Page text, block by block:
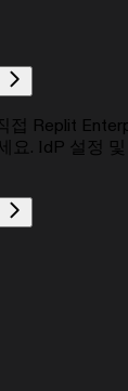
접 Replit
요. IdP 설정